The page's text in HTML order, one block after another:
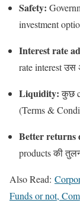
Safety:
investment
Interest rate
rate interest उस
Liquidity:कुछ
(Terms &
Better returns
products की
Also Read:
Funds or not,